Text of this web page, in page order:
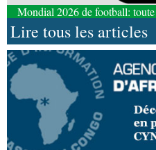
Mondial 2026 de football:
Lire tous les articles